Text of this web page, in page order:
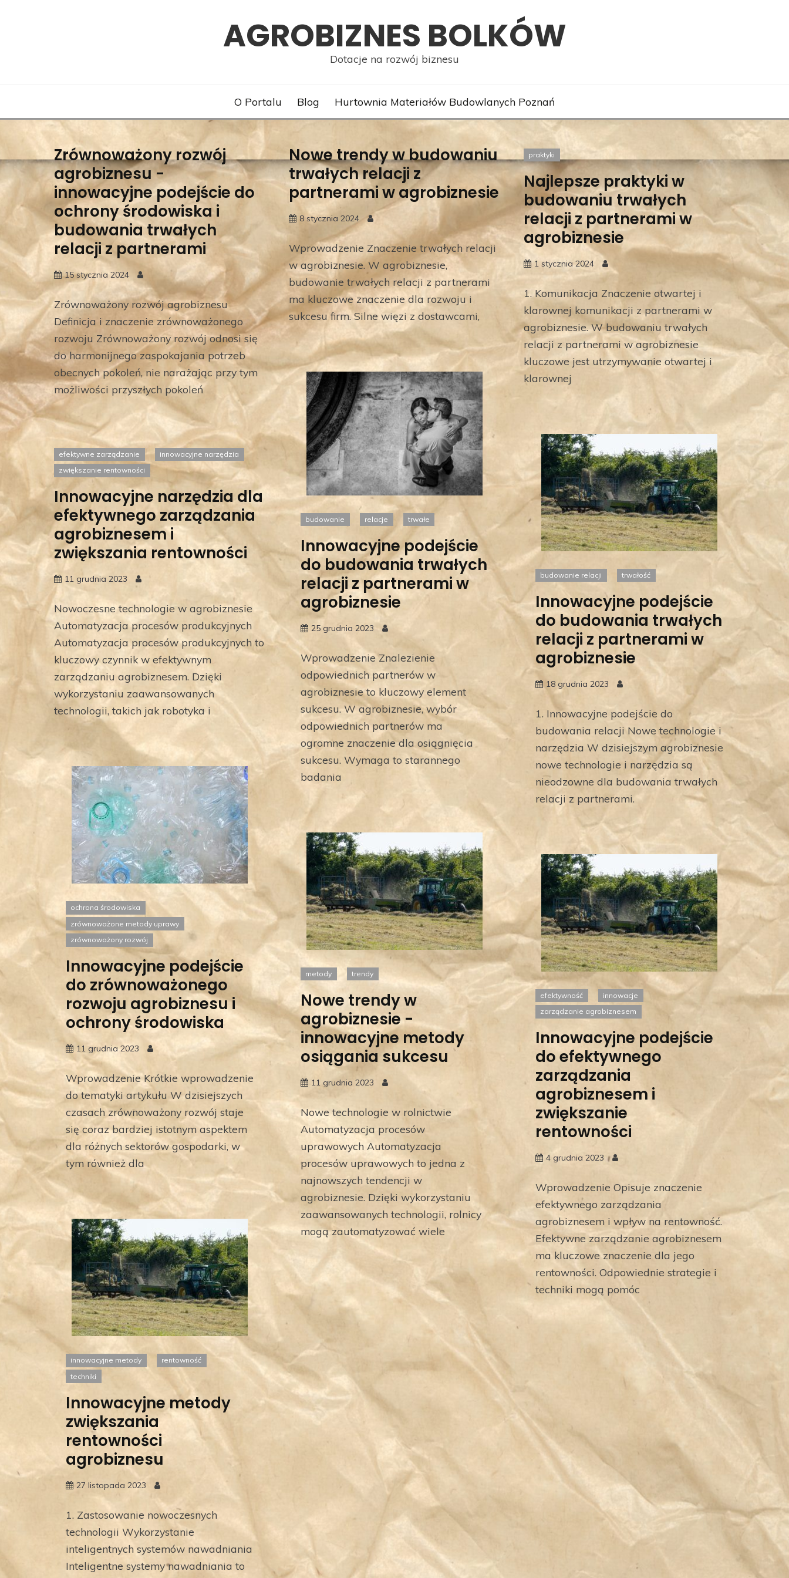
AGROBIZNES BOLKÓW
Dotacje na rozwój biznesu
O Portalu Blog Hurtownia Materiałów Budowlanych Poznań
Blog
Zrównoważony rozwój
agrobiznesu -
innowacyjne podejście do
ochrony środowiska i
budowania trwałych
relacji z partnerami
15 stycznia 2024
Zrównoważony rozwój agrobiznesu
Definicja i znaczenie zrównoważonego
rozwoju Zrównoważony rozwój odnosi się
do harmonijnego zaspokajania potrzeb
obecnych pokoleń, nie narażając przy tym
możliwości przyszłych pokoleń
Nowe trendy w budowaniu
trwałych relacji z
partnerami w agrobiznesie
8 stycznia 2024
Wprowadzenie Znaczenie trwałych relacji
w agrobiznesie. W agrobiznesie,
budowanie trwałych relacji z partnerami
ma kluczowe znaczenie dla rozwoju i
sukcesu firm. Silne więzi z dostawcami,
praktyki
Najlepsze praktyki w
budowaniu trwałych
relacji z partnerami w
agrobiznesie
1 stycznia 2024
1. Komunikacja Znaczenie otwartej i
klarownej komunikacji z partnerami w
agrobiznesie. W budowaniu trwałych
relacji z partnerami w agrobiznesie
kluczowe jest utrzymywanie otwartej i
klarownej
budowanie relacje trwałe
Innowacyjne podejście
do budowania trwałych
relacji z partnerami w
agrobiznesie
25 grudnia 2023
Wprowadzenie Znalezienie
odpowiednich partnerów w
agrobiznesie to kluczowy element
sukcesu. W agrobiznesie, wybór
odpowiednich partnerów ma
ogromne znaczenie dla osiągnięcia
sukcesu. Wymaga to starannego
badania
budowanie relacji trwałość
Innowacyjne podejście
do budowania trwałych
relacji z partnerami w
agrobiznesie
18 grudnia 2023
1. Innowacyjne podejście do
budowania relacji Nowe technologie i
narzędzia W dzisiejszym agrobiznesie
nowe technologie i narzędzia są
nieodzowne dla budowania trwałych
relacji z partnerami.
efektywne zarządzanie
innowacyjne narzędzia
zwiększanie rentowności
Innowacyjne narzędzia dla
efektywnego zarządzania
agrobiznesem i
zwiększania rentowności
11 grudnia 2023
Nowoczesne technologie w agrobiznesie
Automatyzacja procesów produkcyjnych
Automatyzacja procesów produkcyjnych to
kluczowy czynnik w efektywnym
zarządzaniu agrobiznesem. Dzięki
wykorzystaniu zaawansowanych
technologii, takich jak robotyka i
ochrona środowiska
zrównoważone metody uprawy
zrównoważony rozwój
Innowacyjne podejście
do zrównoważonego
rozwoju agrobiznesu i
ochrony środowiska
11 grudnia 2023
Wprowadzenie Krótkie wprowadzenie
do tematyki artykułu W dzisiejszych
czasach zrównoważony rozwój staje
się coraz bardziej istotnym aspektem
dla różnych sektorów gospodarki, w
tym również dla
metody trendy
Nowe trendy w
agrobiznesie -
innowacyjne metody
osiągania sukcesu
11 grudnia 2023
Nowe technologie w rolnictwie
Automatyzacja procesów
uprawowych Automatyzacja
procesów uprawowych to jedna z
najnowszych tendencji w
agrobiznesie. Dzięki wykorzystaniu
zaawansowanych technologii, rolnicy
mogą zautomatyzować wiele
efektywność
innowacje
zarządzanie agrobiznesem
Innowacyjne podejście
do efektywnego
zarządzania
agrobiznesem i
zwiększanie
rentowności
4 grudnia 2023
Wprowadzenie Opisuje znaczenie
efektywnego zarządzania
agrobiznesem i wpływ na rentowność.
Efektywne zarządzanie agrobiznesem
ma kluczowe znaczenie dla jego
rentowności. Odpowiednie strategie i
techniki mogą pomóc
innowacyjne metody
rentowność
techniki
Innowacyjne metody
zwiększania
rentowności
agrobiznesu
27 listopada 2023
1. Zastosowanie nowoczesnych
technologii Wykorzystanie
inteligentnych systemów nawadniania
Inteligentne systemy nawadniania to